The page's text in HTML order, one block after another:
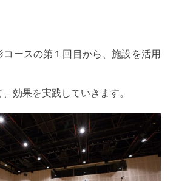
ースの第１回目から、施設を活用
効果を実践していきます。